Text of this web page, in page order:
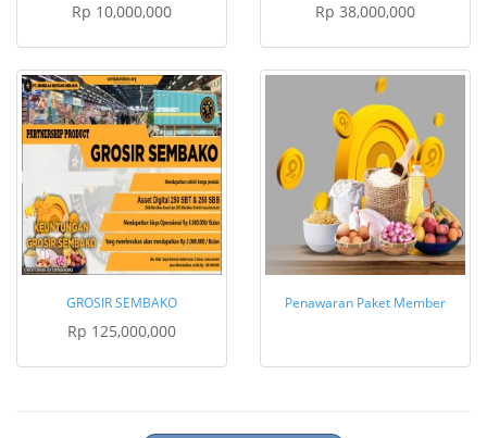
Rp 10,000,000 Rp 38,000,000
GROSIR SEMBAKO
Rp 125,000,000
Penawaran Paket Member